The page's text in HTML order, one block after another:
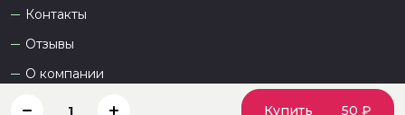
1 Купить 50 ₽
Контакты
Отзывы
О компании